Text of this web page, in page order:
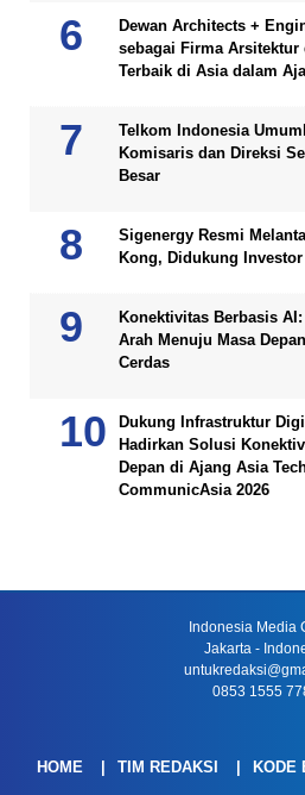
Dewan Architects +
sebagai Firma Arsitektur
Terbaik di Asia dalam
Telkom Indonesia
Komisaris dan Direksi
Besar
Sigenergy Resmi
Kong, Didukung
Konektivitas Berbasis
Arah Menuju Masa
Cerdas
Dukung Infrastruktur
Hadirkan Solusi
Depan di Ajang Asia
CommunicAsia 2026
Indonesia Media
Jakarta -
0853 1555
HOME TIM REDAKSI KODE